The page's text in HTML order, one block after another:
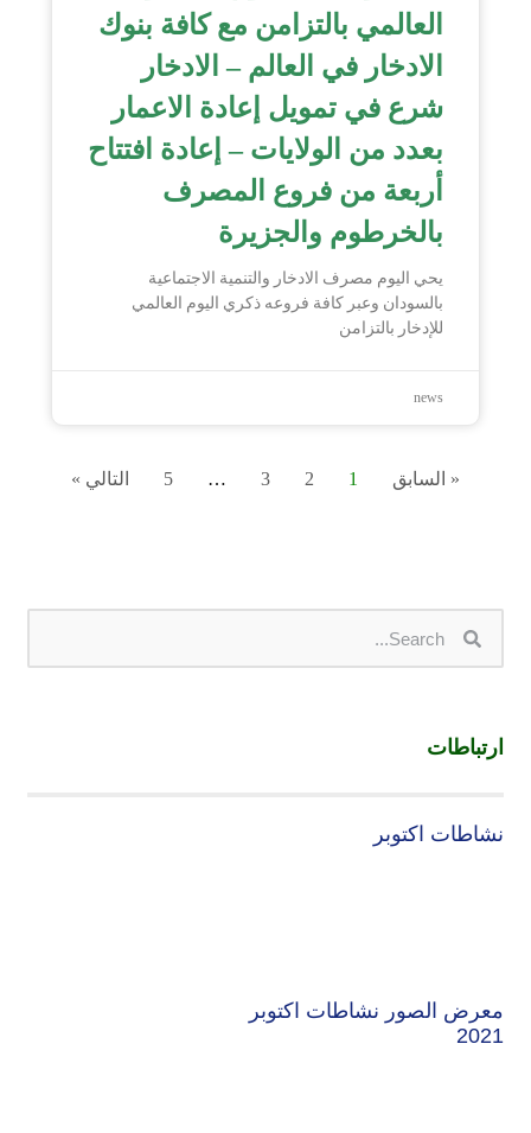
العالمي بالتزامن مع كافة بنوك
الادخار في العالم – الادخار
شرع في تمويل إعادة الاعمار
بعدد من الولايات – إعادة افتتاح
أربعة من فروع المصرف
بالخرطوم والجزيرة
يحي اليوم مصرف الادخار والتنمية الاجتماعية
بالسودان وعبر كافة فروعه ذكري اليوم العالمي
للإدخار بالتزامن
news
« السابق 1
2
3
…
5 التالي »
ارتباطات
نشاطات اكتوبر
معرض الصور نشاطات اكتوبر
2021